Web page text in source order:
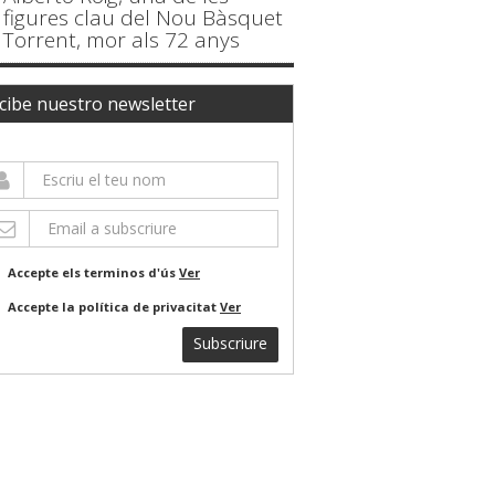
figures clau del Nou Bàsquet
Torrent, mor als 72 anys
nuestro newsletter
Accepte els terminos d'ús Ver
Accepte la política de privacitat Ver
Subscriure